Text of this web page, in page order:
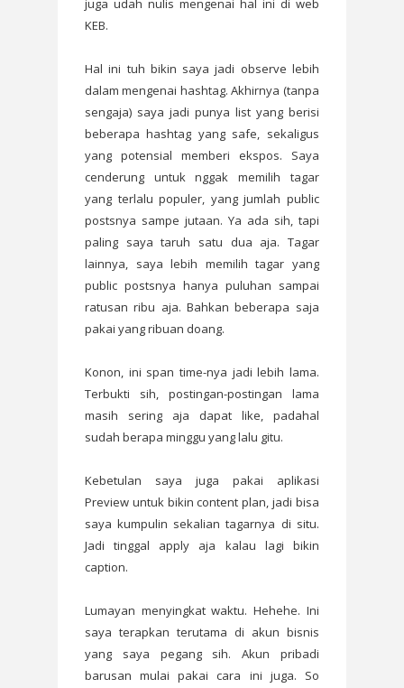
juga udah nulis mengenai hal ini di web
KEB.
Hal ini tuh bikin saya jadi observe lebih
dalam mengenai hashtag. Akhirnya (tanpa
sengaja) saya jadi punya list yang berisi
beberapa hashtag yang safe, sekaligus
yang potensial memberi ekspos. Saya
cenderung untuk nggak memilih tagar
yang terlalu populer, yang jumlah public
postsnya sampe jutaan. Ya ada sih, tapi
paling saya taruh satu dua aja. Tagar
lainnya, saya lebih memilih tagar yang
public postsnya hanya puluhan sampai
ratusan ribu aja. Bahkan beberapa saja
pakai yang ribuan doang.
Konon, ini span time-nya jadi lebih lama.
Terbukti sih, postingan-postingan lama
masih sering aja dapat like, padahal
sudah berapa minggu yang lalu gitu.
Kebetulan saya juga pakai aplikasi
Preview untuk bikin content plan, jadi bisa
saya kumpulin sekalian tagarnya di situ.
Jadi tinggal apply aja kalau lagi bikin
caption.
Lumayan menyingkat waktu. Hehehe. Ini
saya terapkan terutama di akun bisnis
yang saya pegang sih. Akun pribadi
barusan mulai pakai cara ini juga. So